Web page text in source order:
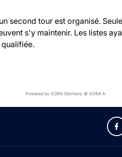
second tour est organisé.
s'y maintenir. Les listes
Powered by SORA Elections © SORA.fr